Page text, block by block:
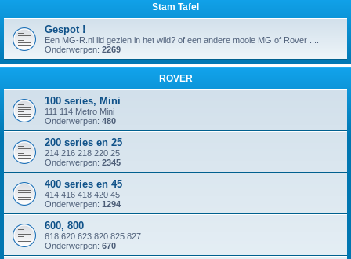
Stam Tafel
Gespot !
Een MG-R.nl lid gezien in het wild? of een andere mooie MG of Rover ....
Onderwerpen: 2269
ROVER
100 series, Mini
111 114 Metro Mini
Onderwerpen: 480
200 series en 25
214 216 218 220 25
Onderwerpen: 2345
400 series en 45
414 416 418 420 45
Onderwerpen: 1294
600, 800
618 620 623 820 825 827
Onderwerpen: 670